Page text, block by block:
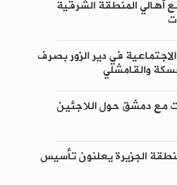
أهالي المنطقة الشرقية
في دير الزور بصرف
والقامشلي
مع دمشق حول اللاجئين
منطقة الجزيرة يعلنون تأسيس